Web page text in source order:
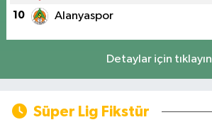
10 Alanyaspor
Detaylar için tıklayın
Süper Lig Fikstür